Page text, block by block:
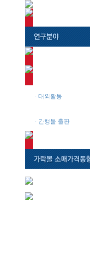
· 대외활동
· 간행물 출판